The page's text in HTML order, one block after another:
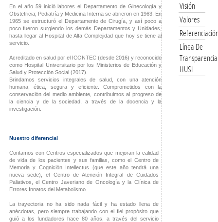
En el año 59 inició labores el Departamento de Ginecología y
Obstetricia; Pediatría y Medicina Interna se abrieron en 1963. En
1965 se estructuró el Departamento de Cirugía, y así poco a
poco fueron surgiendo los demás Departamentos y Unidades,
hasta llegar al Hospital de Alta Complejidad que hoy se tiene al
servicio.
Acreditado en salud por el ICONTEC (desde 2016) y reconocido
como Hospital Universitario por los Ministerios de Educación y
Salud y Protección Social (2017).
Brindamos servicios integrales de salud, con una atención
humana, ética, segura y eficiente. Comprometidos con la
conservación del medio ambiente, contribuimos al progreso de
la ciencia y de la sociedad, a través de la docencia y la
investigación.
Nuestro diferencial
Contamos con Centros especializados que mejoran la calidad
de vida de los pacientes y sus familias, como el Centro de
Memoria y Cognición Intellectus (que este año tendrá una
nueva sede), el Centro de Atención Integral de Cuidados
Paliativos, el Centro Javeriano de Oncología y la Clínica de
Errores Innatos del Metabolismo.
La trayectoria no ha sido nada fácil y ha estado llena de
anécdotas, pero siempre trabajando con el fiel propósito que
guió a los fundadores hace 80 años, a través del servicio
Visión
Valores
Línea De
Transparencia
HUSI